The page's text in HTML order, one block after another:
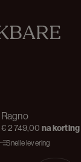
Ragno
€ 2 749,00 na korting
Snelle levering